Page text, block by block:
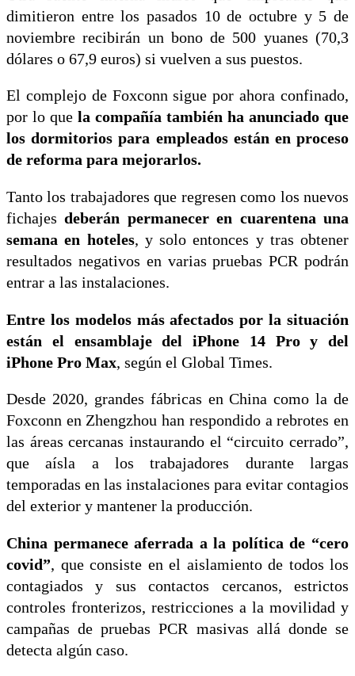
dimitieron entre los pasados 10 de octubre y 5 de
noviembre recibirán un bono de 500 yuanes (70,3
dólares o 67,9 euros) si vuelven a sus puestos.
El complejo de Foxconn sigue por ahora confinado,
por lo que la compañía también ha anunciado que
los dormitorios para empleados están en proceso
de reforma para mejorarlos.
Tanto los trabajadores que regresen como los nuevos
fichajesdeberán permanecer en cuarentena una
semana en hoteles, y solo entonces y tras obtener
resultados negativos en varias pruebas PCR podrán
entrar a las instalaciones.
Entre los modelos más afectados por la situación
están el ensamblaje del iPhone 14 Pro y del
iPhone Pro Max, según el Global Times.
Desde 2020, grandes fábricas en China como la de
Foxconn en Zhengzhou han respondido a rebrotes en
las áreas cercanas instaurando el “circuito cerrado”,
que aísla a los trabajadores durante largas
temporadas en las instalaciones para evitar contagios
del exterior y mantener la producción.
China permanece aferrada a la política de “cero
covid”, que consiste en el aislamiento de todos los
contagiados y sus contactos cercanos, estrictos
controles fronterizos, restricciones a la movilidad y
campañas de pruebas PCR masivas allá donde se
detecta algún caso.